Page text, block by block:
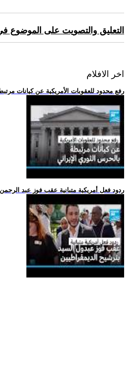
التعليق والتصويت على الموضوع
اخر الافلام
.. رفع محدود للعقوبات الأمريكية عن كيانات
.. ردود فعل أمريكية متبانية عقب فوز عبد